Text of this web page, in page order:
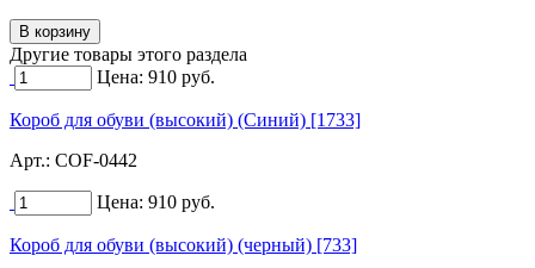
Другие товары этого раздела
Цена: 910 руб.
Короб для обуви (высокий) (Синий) [1733]
Арт.: COF-0442
Цена: 910 руб.
Короб для обуви (высокий) (черный) [733]